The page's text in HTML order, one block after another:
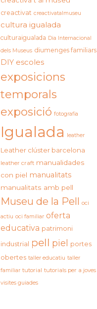
creactivat creactivatalmuseu
cultura igualada
culturaigualada Dia Internacional
dels Museus diumenges familiars
DIY escoles
exposicions
temporals
exposició fotografia
Igualada leather
Leather clúster barcelona
leather craft manualidades
con piel manualitats
manualitats amb pell
Museu de la Pell oci
actiu oci familiar oferta
educativa patrimoni
industrial pell piel
portes
obertes taller educatiu taller
familiar tutorial tutorials per a joves
visites guiades